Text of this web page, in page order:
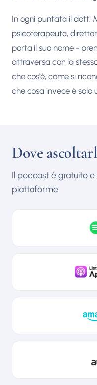
In ogni puntata il dott.
psicoterapeuta,
porta il suo nome -
attraversa con la
che cos'è, come si
che cosa invece è solo
Dove
Il podcast è gratuito
piattaforme.